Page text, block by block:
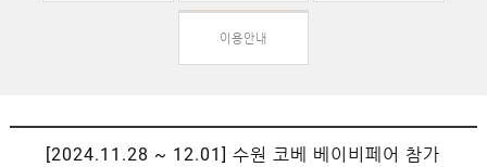
이용안내
[2024.11.28 ~ 12.01] 수원 코베 베이비페어 참가